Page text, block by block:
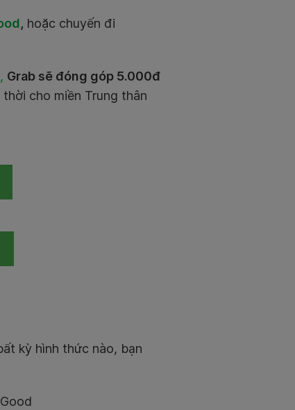
, hoặc chuyến đi
Grab sẽ đóng góp 5.000đ
cho miền Trung thân
kỳ hình thức nào, bạn